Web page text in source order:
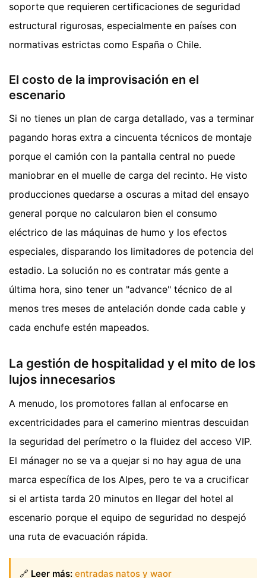
soporte que requieren certificaciones de seguridad
estructural rigurosas, especialmente en países con
normativas estrictas como España o Chile.
El costo de la improvisación en el
escenario
Si no tienes un plan de carga detallado, vas a terminar
pagando horas extra a cincuenta técnicos de montaje
porque el camión con la pantalla central no puede
maniobrar en el muelle de carga del recinto. He visto
producciones quedarse a oscuras a mitad del ensayo
general porque no calcularon bien el consumo
eléctrico de las máquinas de humo y los efectos
especiales, disparando los limitadores de potencia del
estadio. La solución no es contratar más gente a
última hora, sino tener un "advance" técnico de al
menos tres meses de antelación donde cada cable y
cada enchufe estén mapeados.
La gestión de hospitalidad y el mito de los
lujos innecesarios
A menudo, los promotores fallan al enfocarse en
excentricidades para el camerino mientras descuidan
la seguridad del perímetro o la fluidez del acceso VIP.
El mánager no se va a quejar si no hay agua de una
marca específica de los Alpes, pero te va a crucificar
si el artista tarda 20 minutos en llegar del hotel al
escenario porque el equipo de seguridad no despejó
una ruta de evacuación rápida.
🔗 Leer más: entradas natos y waor